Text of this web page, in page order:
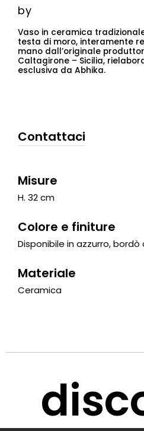
by
Vaso in ceramica
testa di moro, interamente
mano dall’originale
Caltagirone – Sicilia,
esclusiva da Abhika.
Contattaci
Misure
H. 32 cm
Colore e finiture
Disponibile in azzurro, bordò
Materiale
Ceramica